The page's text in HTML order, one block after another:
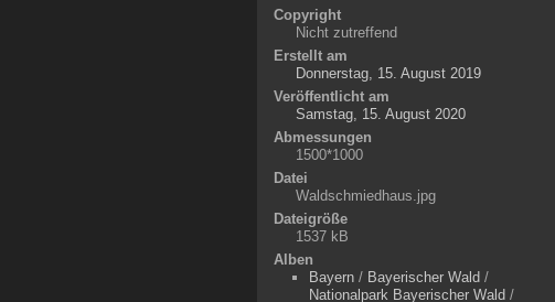
Copyright
Nicht zutreffend
Erstellt am
Donnerstag, 15. August 2019
Veröffentlicht am
Samstag, 15. August 2020
Abmessungen
1500*1000
Datei
Waldschmiedhaus.jpg
Dateigröße
1537 kB
Alben
Bayern / Bayerischer Wald /
Nationalpark Bayerischer Wald /